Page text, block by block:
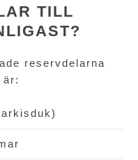
TILL
reservdelarna